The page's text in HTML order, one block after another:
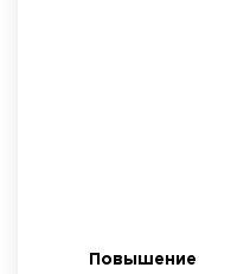
Повышение